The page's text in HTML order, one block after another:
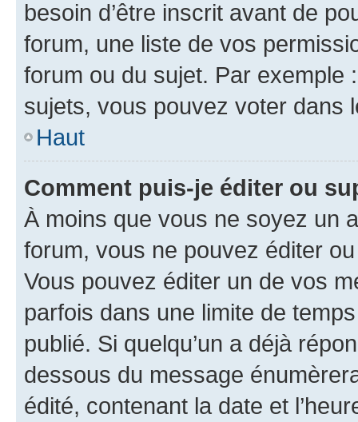
besoin d’être inscrit avant de
forum, une liste de vos
forum ou du sujet. Par exemple
sujets, vous pouvez voter dans
Haut
Comment puis-je éditer ou
À moins que vous ne soyez un
forum, vous ne pouvez éditer
Vous pouvez éditer un de vos
parfois dans une limite de
publié. Si quelqu’un a déjà
dessous du message
édité, contenant la date et